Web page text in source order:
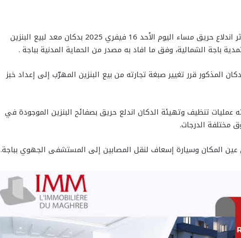
أصيب 8 أشخاص حروق متفاوتة إثر اندلاع حريق مساء اليوم الأحد 16 فيفري 2025 بدكان معد لبيع البنزين
باجة الشمالية، وفق ما افاد به مصدر من الحماية المدنية بباجة .
المذكور قرر تغيير صبغة تجارته من بيع البنزين المهرّب إلى إعداد خبز
عمليات تنظيف وتهيئة الدكان اندلع حريق بصفائح البنزين الموجودة في
مختلفة الدرجات.
المكان وسيارة إسعاف لنقل المصابين إلى المستشفى الجهوي بباجة.